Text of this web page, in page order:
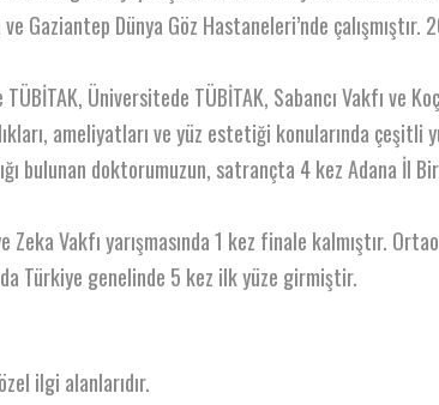
Gaziantep Dünya Göz Hastaneleri’nde çalışmıştır.
TÜBİTAK, Üniversitede TÜBİTAK, Sabancı Vakfı ve
ameliyatları ve yüz estetiği konularında çeşitli
bulunan doktorumuzun, satrançta 4 kez Adana İl
Zeka Vakfı yarışmasında 1 kez finale kalmıştır.
Türkiye genelinde 5 kez ilk yüze girmiştir.
özel ilgi alanlarıdır.